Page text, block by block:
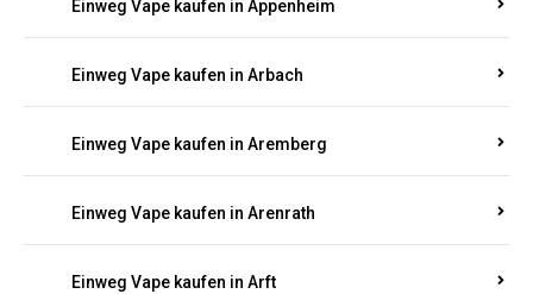
Einweg Vape kaufen in Appenheim
Einweg Vape kaufen in Arbach
Einweg Vape kaufen in Aremberg
Einweg Vape kaufen in Arenrath
Einweg Vape kaufen in Arft